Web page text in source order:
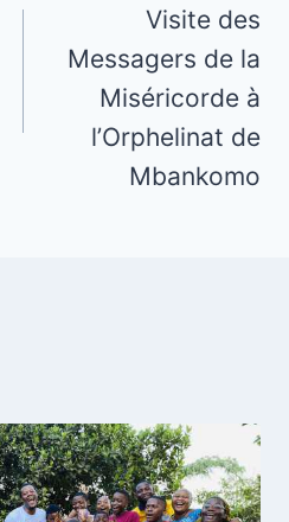
Visite des
Messagers de la
Miséricorde à
l’Orphelinat de
Mbankomo